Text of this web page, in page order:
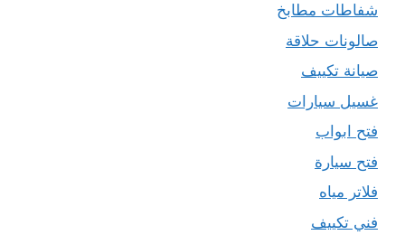
شفاطات مطابخ
صالونات حلاقة
صيانة تكييف
غسيل سيارات
فتح ابواب
فتح سيارة
فلاتر مياه
فني تكييف